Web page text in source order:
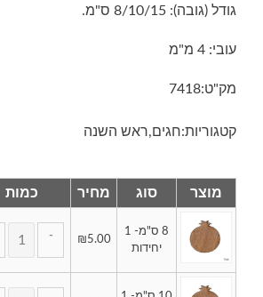
גודל (גובה): 8/10/15 ס"מ.
עובי: 4 מ"מ
מק"ט:7418
קטגוריות:חגים,ראש השנה
מוצר סוג מחיר
8 ס"מ- 1
יחידות
₪5.00
-
של